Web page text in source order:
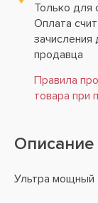
Только для
Оплата
зачисления
продавца
Правила
товара при
Описание
Ультра мощный